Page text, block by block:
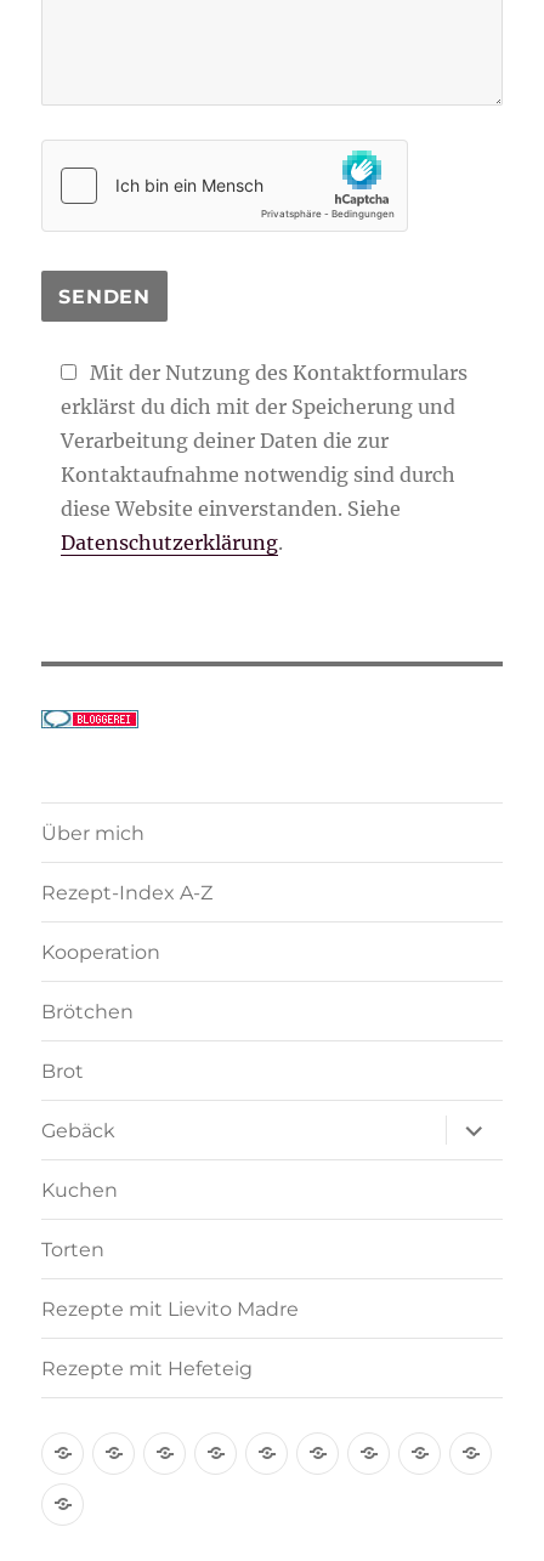
Mit der Nutzung des Kontaktformulars
erklärst du dich mit der Speicherung und
Verarbeitung deiner Daten die zur
Kontaktaufnahme notwendig sind durch
diese Website einverstanden. Siehe
Datenschutzerklärung.
Über mich
Rezept-Index A-Z
Kooperation
Brötchen
Brot
Gebäck
anzeigen
Kuchen
Torten
Rezepte mit Lievito Madre
Rezepte mit Hefeteig
Über Rezept-Kooperation
Brötchen
Brot GebäckKuchenTorten
Rezepte